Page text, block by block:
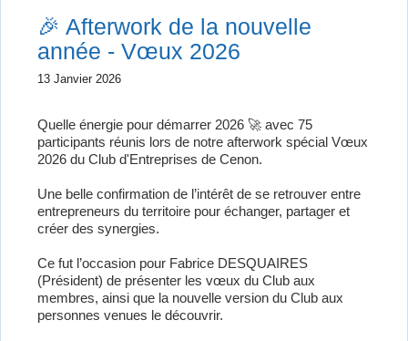
🎉 Afterwork de la nouvelle
année - Vœux 2026
13 Janvier 2026
Quelle énergie pour démarrer 2026 🚀 avec 75
participants réunis lors de notre afterwork spécial Vœux
2026 du Club d'Entreprises de Cenon.
Une belle confirmation de l’intérêt de se retrouver entre
entrepreneurs du territoire pour échanger, partager et
créer des synergies.
Ce fut l’occasion pour Fabrice DESQUAIRES
(Président) de présenter les vœux du Club aux
membres, ainsi que la nouvelle version du Club aux
personnes venues le découvrir.